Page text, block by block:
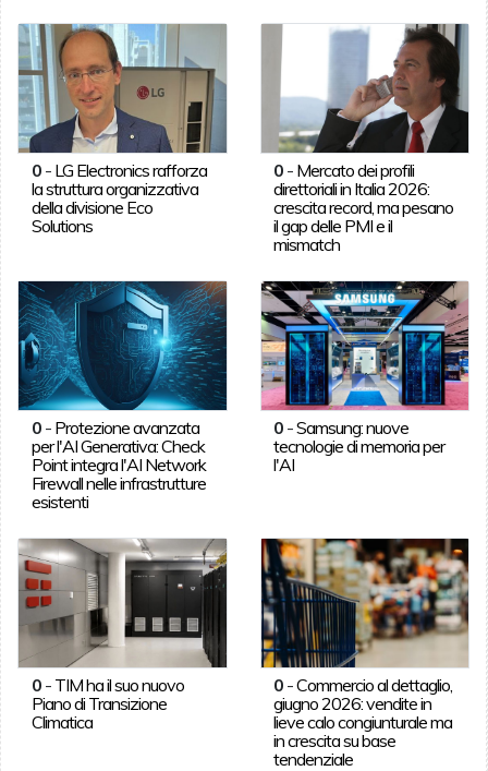
0- LG Electronics rafforza
la struttura organizzativa
della divisione Eco
Solutions
0 - Mercato dei profili
direttoriali in Italia 2026:
crescita record, ma pesano
il gap delle PMI e il
mismatch
0- Protezione avanzata
per l'AI Generativa: Check
Point integra l'AI Network
Firewall nelle infrastrutture
esistenti
0 -Samsung: nuove
tecnologie di memoria per
l'AI
0- TIM ha il suo nuovo
Piano di Transizione
Climatica
0 -Commercio al dettaglio,
giugno 2026: vendite in
lieve calo congiunturale ma
in crescita su base
tendenziale